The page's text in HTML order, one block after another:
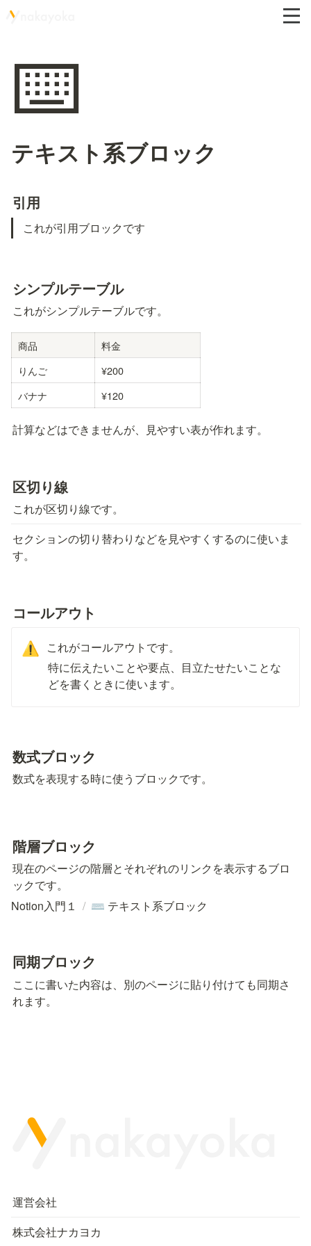
⌨️
テキスト系ブロック
引用
これが引用ブロックです
シンプルテーブル
これがシンプルテーブルです。
商品
料金
りんご
¥200
バナナ
¥120
計算などはできませんが、見やすい表が作れます。
区切り線
これが区切り線です。
セクションの切り替わりなどを見やすくするのに使いま
す。
コールアウト
⚠️
これがコールアウトです。
特に伝えたいことや要点、目立たせたいことな
どを書くときに使います。
数式ブロック
数式を表現する時に使うブロックです。
階層ブロック
現在のページの階層とそれぞれのリンクを表示するブロ
ックです。
Notion入門１ / ⌨️ テキスト系ブロック
同期ブロック
ここに書いた内容は、別のページに貼り付けても同期さ
れます。
運営会社
株式会社ナカヨカ